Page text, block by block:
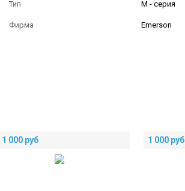
Тип M - серия
Фирма Emerson
1 000 руб 1 000 руб